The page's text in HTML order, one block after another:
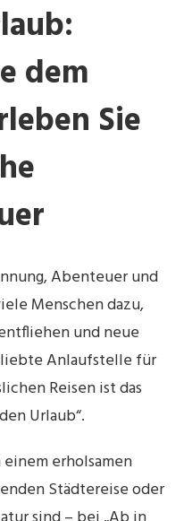
dem
Sie
Abenteuer und
Menschen dazu,
und neue
Anlaufstelle für
Reisen ist das
Urlaub“.
erholsamen
Städtereise oder